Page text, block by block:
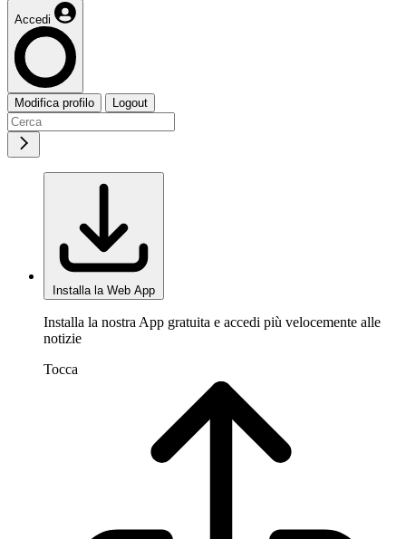
Accedi
Modifica profilo Logout
Installa la Web App
Installa la nostra App gratuita e accedi più velocemente alle
notizie
Tocca